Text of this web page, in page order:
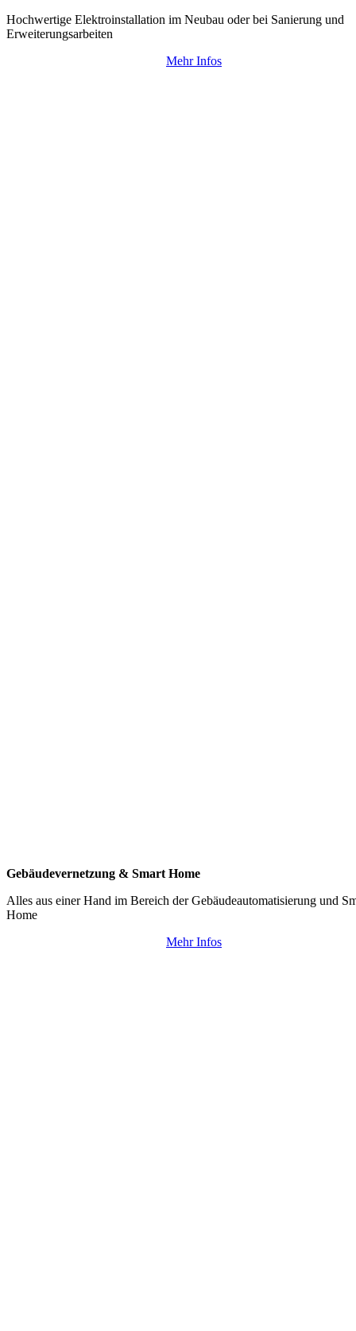
Hochwertige Elektroinstallation im Neubau oder bei Sanierung und
Erweiterungsarbeiten
Mehr Infos
Gebäudevernetzung & Smart Home
Alles aus einer Hand im Bereich der Gebäudeautomatisierung und
Home
Mehr Infos